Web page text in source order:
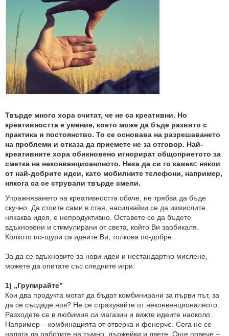
Твърде много хора считат, че не са креативни. Но
креативността е умение, което може да бъде развито с
практика и постоянство. То се основава на разрешаването
на проблеми и отказа да приемете не за отговор. Най-
креативните хора обикновено игнорират общоприетото за
сметка на неконвенциоанлното. Нека да си го кажем: някои
от най-добрите идеи, като мобилните телефони, например,
някога са се стрували твърде смели.
Упражняването на креативността обаче, не трябва да бъде
скучно. Да стоите сами в стая, насилвайки се да измислите
някаква идея, е непродуктивно. Оставете се да бъдете
вдъхновени и стимулирани от света, който Ви заобикаля.
Колкото по-щури са идеите Ви, толкова по-добре.
За да се вдъхновите за нови идеи и нестандартно мислене,
можете да опитате със следните игри:
1) „Групирайте”
Кои два продукта могат да бъдат комбинирани за първи път, за
да се съсдаде нов? Не се страхувайте от неконвенционалното.
Разходете се в любимия си магазин и вижте идеите наоколо.
Например – комбинацията от отверка и фенерче. Сега не се
налага да работите на тъмно, държейки и двете. Още повече –